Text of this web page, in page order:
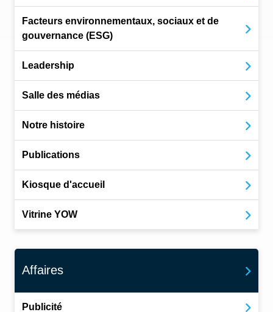
Facteurs environnementaux, sociaux et de
gouvernance (ESG)
Leadership
Salle des médias
Notre histoire
Publications
Kiosque d'accueil
Vitrine YOW
Affaires
Publicité